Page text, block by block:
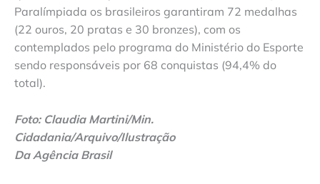
Paralímpiada os brasileiros garantiram 72 medalhas
(22 ouros, 20 pratas e 30 bronzes), com os
contemplados pelo programa do Ministério do Esporte
sendo responsáveis por 68 conquistas (94,4% do
total).
Foto: Claudia Martini/Min.
Cidadania/Arquivo/Ilustração
Da Agência Brasil